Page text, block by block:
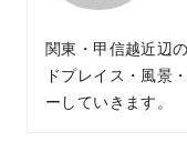
関東・甲信越近辺
ドプレイス・風景
ーしていきます。